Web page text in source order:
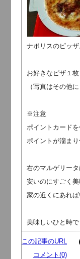
ナポリスのピッザ
お好きなピザ１
（写真はその他
※注意
ポイントカード
ポイントが溜ま
右のマルゲリータ
安いのにすごく
家の近くにあれば
美味しいひと時で
この記事のURL
コメント(0)